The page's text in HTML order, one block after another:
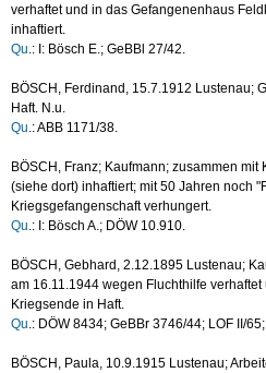
verhaftet und in das Gefangenenhaus
inhaftiert.
Qu .: I: Bösch E.; GeBBl 27/42.
BÖSCH, Ferdinand, 15.7.1912 Lustenau;
Haft. N.u.
Qu .: ABB 1171/38.
BÖSCH, Franz; Kaufmann; zusammen
(siehe dort) inhaftiert; mit 50 Jahren noch
Kriegsgefangenschaft verhungert.
Qu .: I: Bösch A.; DÖW 10.910.
BÖSCH, Gebhard, 2.12.1895 Lustenau;
am 16.11.1944 wegen Fluchthilfe
Kriegsende in Haft.
Qu .: DÖW 8434; GeBBr 3746/44; LOF II/65;
BÖSCH, Paula, 10.9.1915 Lustenau;